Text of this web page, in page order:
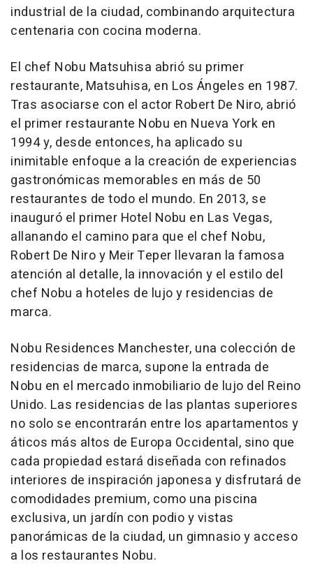
industrial de la ciudad, combinando arquitectura
centenaria con cocina moderna.
El chef Nobu Matsuhisa abrió su primer
restaurante, Matsuhisa, en Los Ángeles en 1987.
Tras asociarse con el actor Robert De Niro, abrió
el primer restaurante Nobu en Nueva York en
1994 y, desde entonces, ha aplicado su
inimitable enfoque a la creación de experiencias
gastronómicas memorables en más de 50
restaurantes de todo el mundo. En 2013, se
inauguró el primer Hotel Nobu en Las Vegas,
allanando el camino para que el chef Nobu,
Robert De Niroy Meir Teper llevaran la famosa
atención al detalle, la innovación y el estilo del
chef Nobu a hoteles de lujo y residencias de
marca.
Nobu Residences Manchester, una colección de
residencias de marca, supone la entrada de
Nobu en el mercado inmobiliario de lujo del Reino
Unido. Las residencias de las plantas superiores
no solo se encontrarán entre los apartamentos y
áticos más altos de Europa Occidental, sino que
cada propiedad estará diseñada con refinados
interiores de inspiración japonesa y disfrutará de
comodidades premium, como una piscina
exclusiva, un jardín con podio y vistas
panorámicas de la ciudad, un gimnasio y acceso
a los restaurantes Nobu.